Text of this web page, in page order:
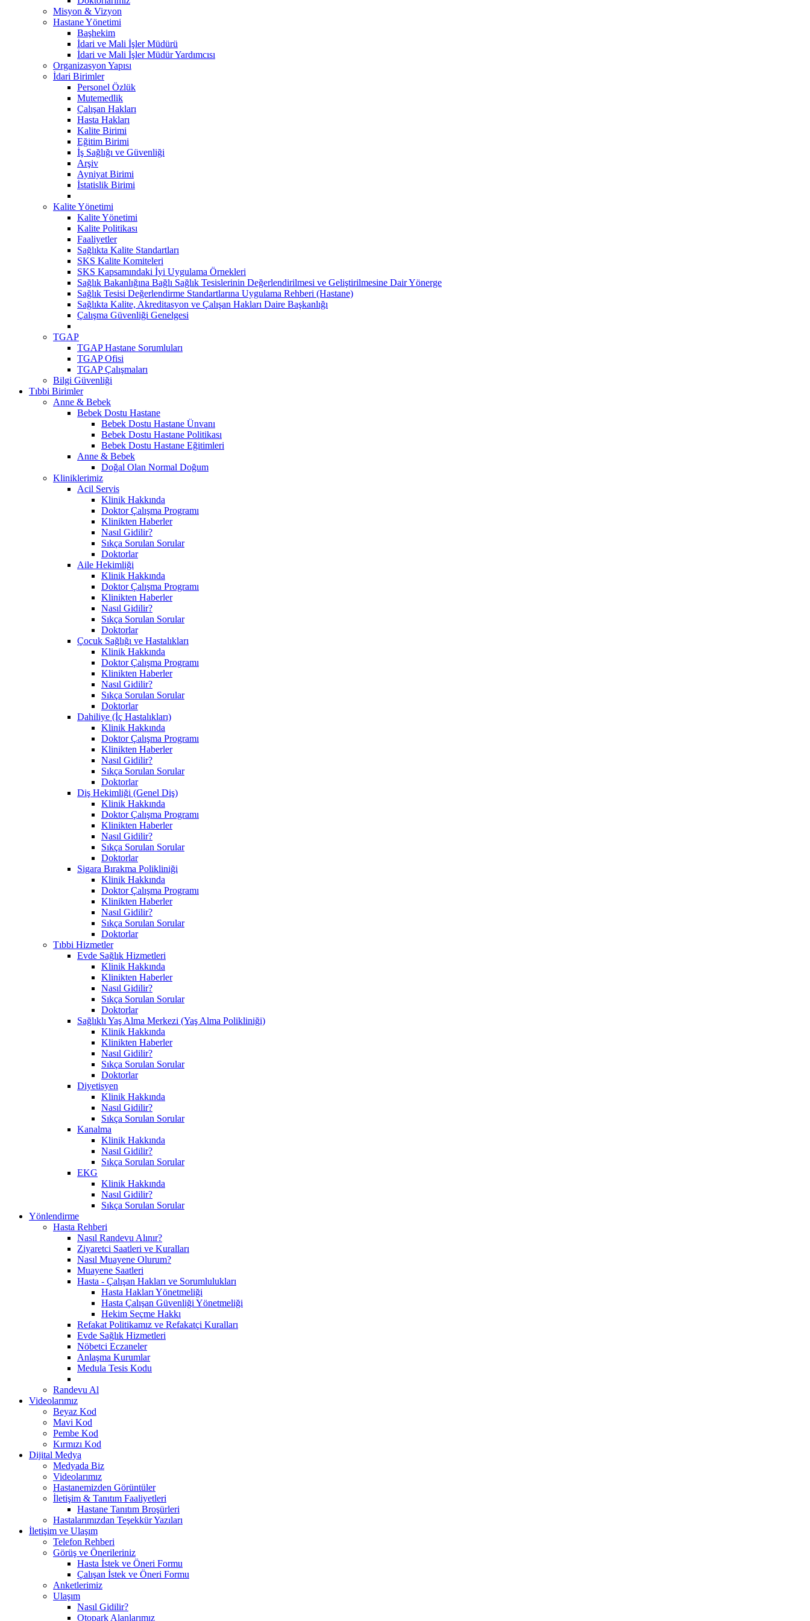
Misyon & Vizyon
Hastane Yönetimi
Başhekim
İdari ve Mali İşler Müdürü
İdari ve Mali İşler Müdür Yardımcısı
Organizasyon Yapısı
İdari Birimler
Personel Özlük
Mutemedlik
Çalışan Hakları
Hasta Hakları
Kalite Birimi
Eğitim Birimi
İş Sağlığı ve Güvenliği
Arşiv
Ayniyat Birimi
İstatislik Birimi
Kalite Yönetimi
Kalite Yönetimi
Kalite Politikası
Faaliyetler
Sağlıkta Kalite Standartları
SKS Kalite Komiteleri
SKS Kapsamındaki İyi Uygulama Örnekleri
Sağlık Bakanlığına Bağlı Sağlık Tesislerinin Değerlendirilmesi ve Geliştirilmesine Dair Yönerge
Sağlık Tesisi Değerlendirme Standartlarına Uygulama Rehberi (Hastane)
Sağlıkta Kalite, Akreditasyon ve Çalışan Hakları Daire Başkanlığı
Çalışma Güvenliği Genelgesi
TGAP
TGAP Hastane Sorumluları
TGAP Ofisi
TGAP Çalışmaları
Bilgi Güvenliği
Tıbbi Birimler
Anne & Bebek
Bebek Dostu Hastane
Bebek Dostu Hastane Ünvanı
Bebek Dostu Hastane Politikası
Bebek Dostu Hastane Eğitimleri
Anne & Bebek
Doğal Olan Normal Doğum
Kliniklerimiz
Acil Servis
Klinik Hakkında
Doktor Çalışma Programı
Klinikten Haberler
Nasıl Gidilir?
Sıkça Sorulan Sorular
Doktorlar
Aile Hekimliği
Klinik Hakkında
Doktor Çalışma Programı
Klinikten Haberler
Nasıl Gidilir?
Sıkça Sorulan Sorular
Doktorlar
Çocuk Sağlığı ve Hastalıkları
Klinik Hakkında
Doktor Çalışma Programı
Klinikten Haberler
Nasıl Gidilir?
Sıkça Sorulan Sorular
Doktorlar
Dahiliye (İç Hastalıkları)
Klinik Hakkında
Doktor Çalışma Programı
Klinikten Haberler
Nasıl Gidilir?
Sıkça Sorulan Sorular
Doktorlar
Diş Hekimliği (Genel Diş)
Klinik Hakkında
Doktor Çalışma Programı
Klinikten Haberler
Nasıl Gidilir?
Sıkça Sorulan Sorular
Doktorlar
Sigara Bırakma Polikliniği
Klinik Hakkında
Doktor Çalışma Programı
Klinikten Haberler
Nasıl Gidilir?
Sıkça Sorulan Sorular
Doktorlar
Tıbbi Hizmetler
Evde Sağlık Hizmetleri
Klinik Hakkında
Klinikten Haberler
Nasıl Gidilir?
Sıkça Sorulan Sorular
Doktorlar
Sağlıklı Yaş Alma Merkezi (Yaş Alma Polikliniği)
Klinik Hakkında
Klinikten Haberler
Nasıl Gidilir?
Sıkça Sorulan Sorular
Doktorlar
Diyetisyen
Klinik Hakkında
Nasıl Gidilir?
Sıkça Sorulan Sorular
Kanalma
Klinik Hakkında
Nasıl Gidilir?
Sıkça Sorulan Sorular
EKG
Klinik Hakkında
Nasıl Gidilir?
Sıkça Sorulan Sorular
Yönlendirme
Hasta Rehberi
Nasıl Randevu Alınır?
Ziyaretci Saatleri ve Kuralları
Nasıl Muayene Olurum?
Muayene Saatleri
Hasta - Çalışan Hakları ve Sorumlulukları
Hasta Hakları Yönetmeliği
Hasta Çalışan Güvenliği Yönetmeliği
Hekim Seçme Hakkı
Refakat Politikamız ve Refakatçi Kuralları
Evde Sağlık Hizmetleri
Nöbetci Eczaneler
Anlaşma Kurumlar
Medula Tesis Kodu
Randevu Al
Videolarımız
Beyaz Kod
Mavi Kod
Pembe Kod
Kırmızı Kod
Dijital Medya
Medyada Biz
Videolarımız
Hastanemizden Görüntüler
İletişim & Tanıtım Faaliyetleri
Hastane Tanıtım Broşürleri
Hastalarımızdan Teşekkür Yazıları
İletişim ve Ulaşım
Telefon Rehberi
Görüş ve Önerileriniz
Hasta İstek ve Öneri Formu
Çalışan İstek ve Öneri Formu
Anketlerimiz
Ulaşım
Nasıl Gidilir?
Otopark Alanlarımız